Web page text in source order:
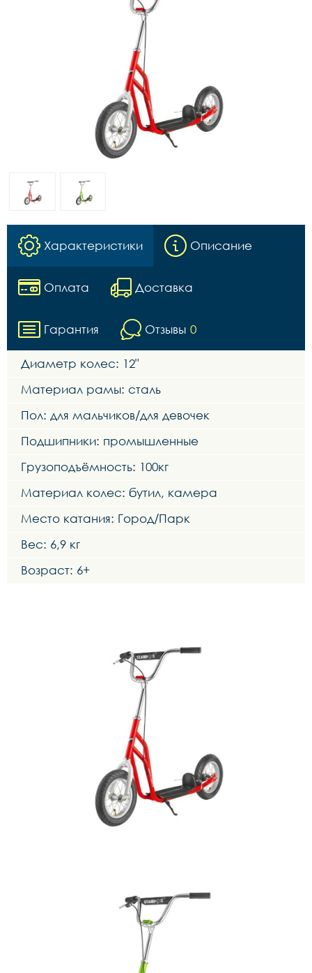
Характеристики Описание
Оплата Доставка
Гарантия Отзывы 0
Диаметр колес: 12"
Материал рамы: сталь
Пол: для мальчиков/для девочек
Подшипники: промышленные
Грузоподъёмность: 100кг
Материал колес: бутил, камера
Место катания: Город/Парк
Вес: 6,9 кг
Возраст: 6+